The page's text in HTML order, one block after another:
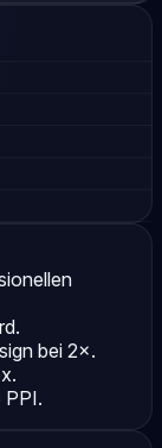
bei 2×.
PPI.